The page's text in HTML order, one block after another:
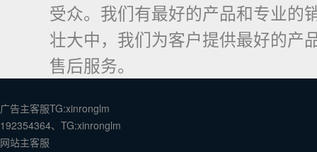
受众。我们有最好的产品和专业的
壮大中，我们为客户提供最好的产
售后服务。
广告主客服TG:xinronglm
192354364、TG:xinronglm
网站主客服